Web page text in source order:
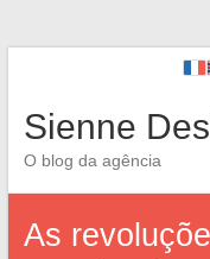
Sienne
O blog da agência
As